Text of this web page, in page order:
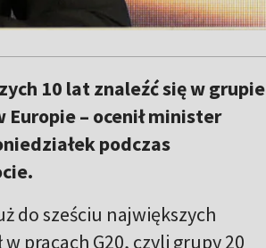
10 lat znaleźć się w grupie
– ocenił minister
podczas
do sześciu największych
pracach G20, czyli grupy 20